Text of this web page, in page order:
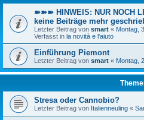
➽➽➽ HINWEIS: NUR NOCH
keine Beiträge mehr
Letzter Beitrag von smart « Montag,
Verfasst in la novità e l'aiuto
Einführung Piemont
Letzter Beitrag von smart « Montag,
Stresa oder Cannobio?
Letzter Beitrag von Italienneuling «